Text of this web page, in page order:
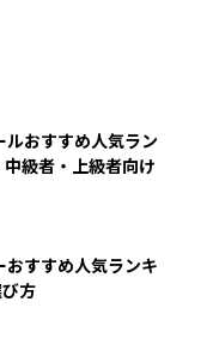
おすすめ人気ラン
級者・上級者向け
すすめ人気ランキ
方